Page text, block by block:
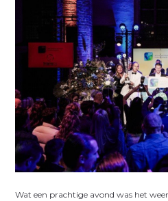
Wat een prachtige avond was het